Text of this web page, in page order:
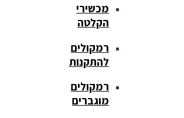
מכשירי
הקלטה
רמקולים
להתקנות
רמקולים
מוגברים